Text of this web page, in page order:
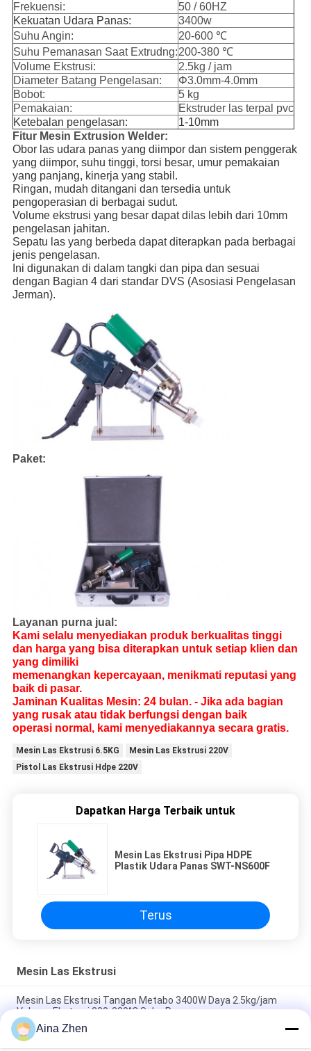
Frekuensi:
50 / 60HZ
Kekuatan Udara Panas:
3400w
Suhu Angin:
20-600 ℃
Suhu Pemanasan Saat Extrudng:200-380 ℃
Volume Ekstrusi:
2.5kg / jam
Diameter Batang Pengelasan:
Φ3.0mm-4.0mm
Bobot:
5 kg
Pemakaian:
Ekstruder las terpal pvc
Ketebalan pengelasan:
1-10mm
Fitur Mesin Extrusion Welder:
Obor las udara panas yang diimpor dan sistem penggerak
yang diimpor, suhu tinggi, torsi besar, umur pemakaian
yang panjang, kinerja yang stabil.
Ringan, mudah ditangani dan tersedia untuk
pengoperasian di berbagai sudut.
Volume ekstrusi yang besar dapat dilas lebih dari 10mm
pengelasan jahitan.
Sepatu las yang berbeda dapat diterapkan pada berbagai
jenis pengelasan.
Ini digunakan di dalam tangki dan pipa dan sesuai
dengan Bagian 4 dari standar DVS (Asosiasi Pengelasan
Jerman).
Paket:
Layanan purna jual:
Kami selalu menyediakan produk berkualitas tinggi
dan harga yang bisa diterapkan untuk setiap klien dan
yang dimiliki
memenangkan kepercayaan, menikmati reputasi yang
baik di pasar.
Jaminan Kualitas Mesin: 24 bulan. - Jika ada bagian
yang rusak atau tidak berfungsi dengan baik
operasi normal, kami menyediakannya secara gratis.
Mesin Las Ekstrusi 6.5KG
Mesin Las Ekstrusi 220V
Pistol Las Ekstrusi Hdpe 220V
Dapatkan Harga Terbaik untuk
Mesin Las Ekstrusi Pipa HDPE
Plastik Udara Panas SWT-NS600F
Terus
Mesin Las Ekstrusi
Mesin Las Ekstrusi Tangan Metabo 3400W Daya 2.5kg/jam
Volume Ekstrusi 200-380°C Suhu Pemanasan
Mesin Las Ekstrusi Tangan 5500W dengan Motor Metabo
Aina Zhen